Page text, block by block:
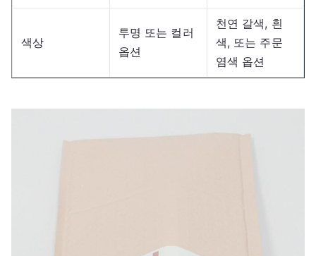
색상
투명 또는 컬러
옵션
천연 갈색, 흰
색, 또는 주문
염색 옵션